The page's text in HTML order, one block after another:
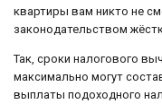
квартиры вам никто не
законодательством
Так, сроки налогового
максимально могут
выплаты подоходного